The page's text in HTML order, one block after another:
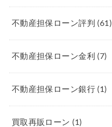
不動産担保ローン評判(61)
不動産担保ローン金利(7)
不動産担保ローン銀行(1)
買取再販ローン(1)